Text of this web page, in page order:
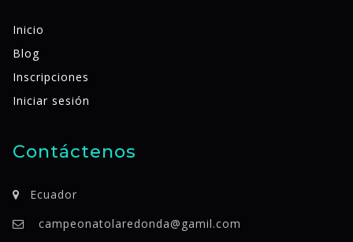
Inicio
Blog
Inscripciones
Iniciar sesión
Contáctenos
Ecuador
campeonatolaredonda@gamil.com